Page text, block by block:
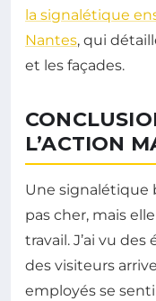
la signalétique
Nantes, qui
et les façades.
L’ACTION
Une signalétique
pas cher, mais
travail. J’ai vu
des visiteurs
employés se